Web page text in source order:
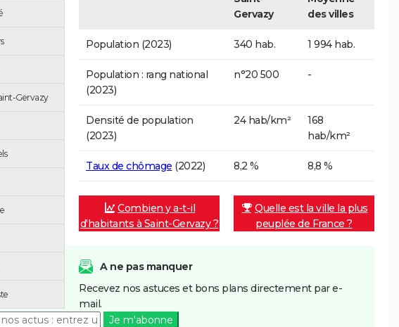
Gervazy
Gervazy
des villes
Population (2023) 340 hab. 1 994 hab.
Population : rang national
(2023)
n°20 500 -
Densité de population
(2023)
24 hab/km²
168
hab/km²
Taux de chômage (2022) 8,2 % 8,8 %
Combien y a-t-il
d'habitants à Saint-Gervazy ?
Quelle est la ville la plus
peuplée de France ?
A ne pas manquer
Recevez nos astuces et bons plans directement par e-
mail.
Je m'abonne